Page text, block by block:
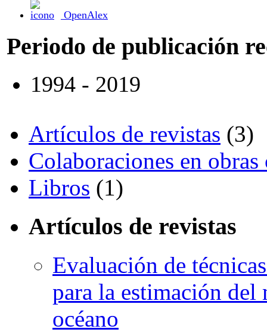
OpenAlex
Periodo de publicación
1994 - 2019
Artículos de revistas (3)
Colaboraciones en
Libros (1)
Artículos de revistas
Evaluación de
para la estimación
océano